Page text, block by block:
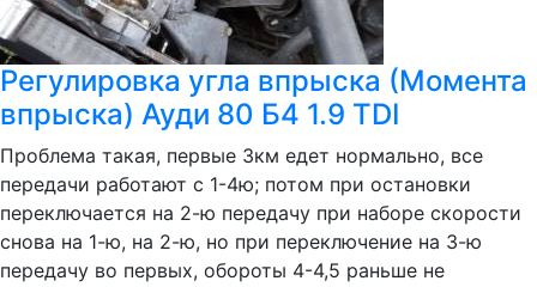
Регулировка угла впрыска (Момента
впрыска) Ауди 80 Б4 1.9 TDI
Проблема такая, первые 3км едет нормально, все
передачи работают с 1-4ю; потом при остановки
переключается на 2-ю передачу при наборе скорости
снова на 1-ю, на 2-ю, но при переключение на 3-ю
передачу во первых, обороты 4-4,5 раньше не